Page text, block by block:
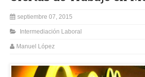
septiembre 07, 2015
Intermediación Laboral
Manuel López